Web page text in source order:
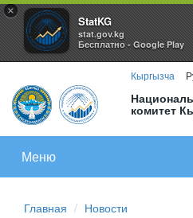
×
StatKG
stat.gov.kg
Бесплатно - Google Play
Кыргызча
комитет
Меню
Главная Новости